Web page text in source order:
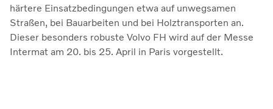
härtere Einsatzbedingungen etwa auf unwegsamen
Straßen, bei Bauarbeiten und bei Holztransporten an.
Dieser besonders robuste Volvo FH wird auf der Messe
Intermat am 20. bis 25. April in Paris vorgestellt.